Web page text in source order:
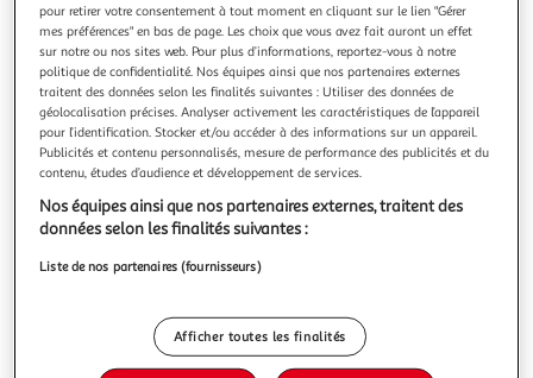
ASTRO CRUSH. 50 CARTES DIVINATOIRES POUR TON
COEUR, Leone Cindy
Tu as un crush ? Tu veux savoir qui pense à toi ? Tu as des
questions sur ton avenir sentimental ? Alors ces cartes sont
faites pour toi ! Connue pour ses guidances amoureuses
toujours justes, Cindy Leone, artiste peintre et autrice suivie
par plus de 440 K abonnés, a créé cet oracle afin de
répondr
En savoir +
Vous voulez connaître le prix de ce produit ?
Afficher le prix
pour retirer votre consentement à tout moment en cliquant sur le lien "Gérer
mes préférences" en bas de page. Les choix que vous avez fait auront un effet
sur notre ou nos sites web. Pour plus d’informations, reportez-vous à notre
politique de confidentialité. Nos équipes ainsi que nos partenaires externes
traitent des données selon les finalités suivantes : Utiliser des données de
géolocalisation précises. Analyser activement les caractéristiques de l’appareil
pour l’identification. Stocker et/ou accéder à des informations sur un appareil.
Publicités et contenu personnalisés, mesure de performance des publicités et du
contenu, études d’audience et développement de services.
Nos équipes ainsi que nos partenaires externes, traitent des
données selon les finalités suivantes :
Liste de nos partenaires (fournisseurs)
Afficher toutes les finalités